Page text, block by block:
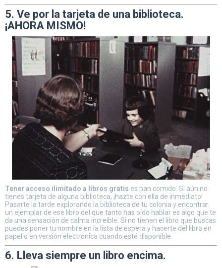
5. Ve por la tarjeta de una biblioteca.
¡AHORA MISMO!
Tener acceso ilimitado a libros gratis es pan comido. Si aún no
tienes tarjeta de alguna biblioteca, ¡hazte con ella de inmediato!
Pasarte la tarde explorando la biblioteca de tu colonia y encontrar
un ejemplar de ese libro del que tanto has oído hablar es algo que te
da una sensación de calma increíble. Si no tienen el libro que buscas
puedes poner tu nombre en la lista de espera y hacerte del libro en
papel o en versión electrónica cuando esté disponible.
6. Lleva siempre un libro encima.